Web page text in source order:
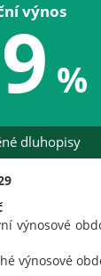
výnos
9 %
dluhopisy
výnosové
výnosové